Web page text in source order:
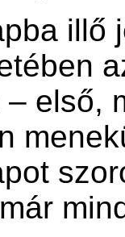
illő
első,